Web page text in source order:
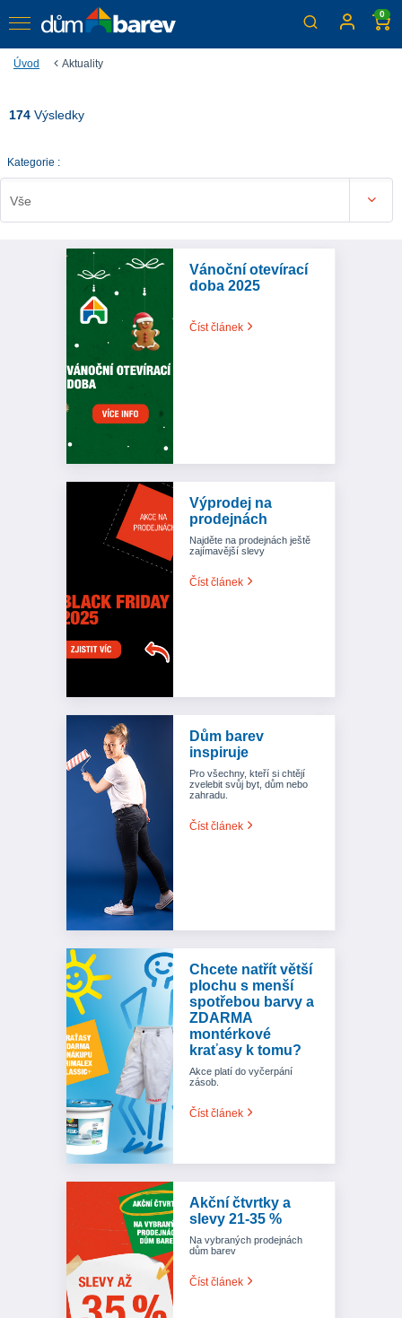
0
Úvod Aktuality
174 Výsledky
Kategorie :
Vše
Vánoční otevírací
doba 2025
Číst článek
Výprodej na
prodejnách
Najděte na prodejnách ještě
zajímavější slevy
Číst článek
Dům barev
inspiruje
Pro všechny, kteří si chtějí
zvelebit svůj byt, dům nebo
zahradu.
Číst článek
Chcete natřít větší
plochu s menší
spotřebou barvy a
ZDARMA
montérkové
kraťasy k tomu?
Akce platí do vyčerpání
zásob.
Číst článek
Akční čtvrtky a
slevy 21-35 %
Na vybraných prodejnách
dům barev
Číst článek